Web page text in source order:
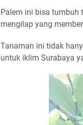
Palem ini bisa tumbuh
mengilap yang
Tanaman ini tidak
untuk iklim Surabaya